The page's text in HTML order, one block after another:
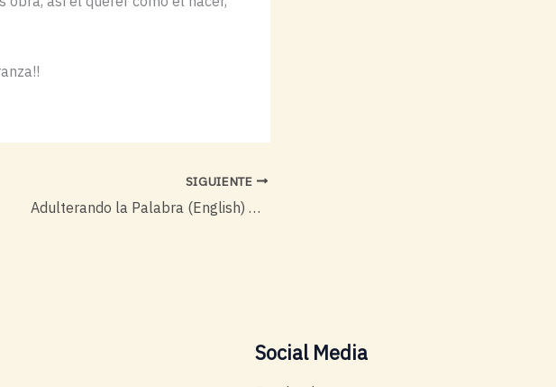
SIGUIENTE
Adulterando la Palabra (English) – por Jeff McArdle
Social Media